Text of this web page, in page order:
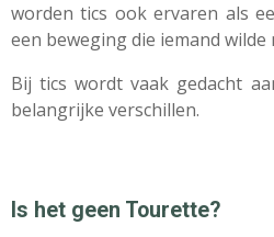
worden tics ook ervaren als
een beweging die iemand wilde
Bij tics wordt vaak gedacht
belangrijke verschillen.
Is het geen Tourette?